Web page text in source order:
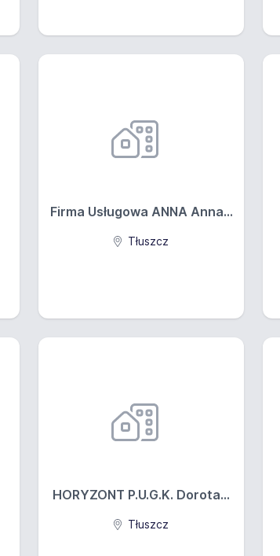
Firma Usługowa ANNA Anna...
Tłuszcz
HORYZONT P.U.G.K. Dorota...
Tłuszcz